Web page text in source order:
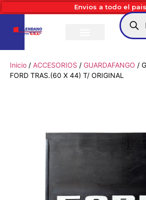
Envios a todo el pais
Inicio / ACCESORIOS / GUARDAFANGO /
FORD TRAS.(60 X 44) T/ ORIGINAL